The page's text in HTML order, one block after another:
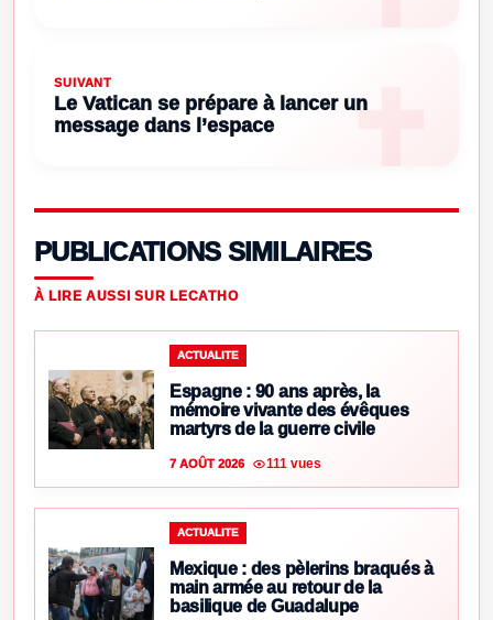
SUIVANT
Le Vatican se prépare à lancer un
message dans l’espace
PUBLICATIONS SIMILAIRES
À LIRE AUSSI SUR LECATHO
ACTUALITE
Espagne : 90 ans après, la
mémoire vivante des évêques
martyrs de la guerre civile
7 AOÛT 2026 111 vues
ACTUALITE
Mexique : des pèlerins braqués à
main armée au retour de la
basilique de Guadalupe